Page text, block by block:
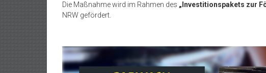
Die Maßnahme wird im Rahmen des „Investitionspakets zur
NRW gefördert.